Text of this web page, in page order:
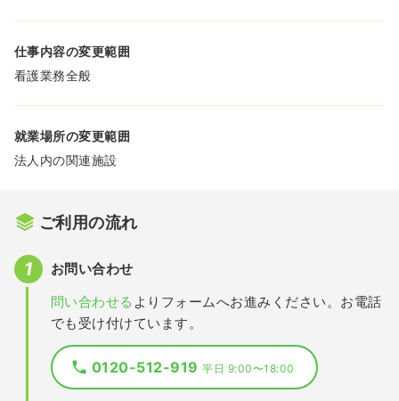
仕事内容の変更範囲
看護業務全般
就業場所の変更範囲
法人内の関連施設
ご利用の流れ
お問い合わせ
問い合わせる よりフォームへお進みください。お電話
でも受け付けています。
0120-512-919平日 9:00〜18:00